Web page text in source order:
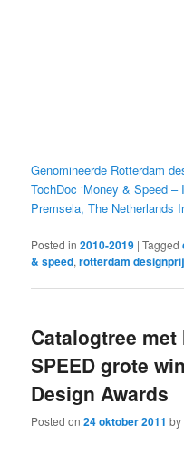
Genomineerde Rotterdam
TochDoc ‘Money & Speed –
Premsela, The Netherlands
Posted in 2010-2019 |Tagged
& speed,rotterdam
Catalogtree met
SPEED grote
Design Awards
Posted on24 oktober 2011 by